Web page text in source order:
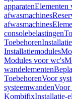
apparatenElementen
afwasmachines
afwasmachines
consolebelastingen
Toebehoren
Installatiemodules
Modules voor wc's
wandelementen
ToebehorenVoor
systeemwandenVoor
KombifixInstallatie-